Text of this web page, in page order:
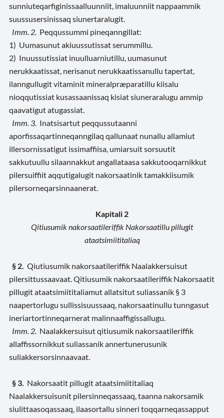
sunniuteqarfiginissaalluunniit, imaluunniit nappaammik
suussusersinissaq siunertaralugit.
Imm. 2. Peqqussummi pineqanngillat:
1) Uumasunut akiuussutissat serummillu.
2) Inuussutissiat inuulluarniutillu, uumasunut
nerukkaatissat, nerisanut nerukkaatissanullu tapertat,
ilanngullugit vitaminit mineralpræparatillu kiisalu
nioqqutissiat kusassaanissaq kisiat siuneraralugu ammip
qaavatigut atugassiat.
Imm. 3. Inatsisartut peqqussutaanni
aporfissaqartinneqanngilaq qallunaat nunallu allamiut
illersornissatigut issimaffiisa, umiarsuit sorsuutit
sakkutuullu silaannakkut angallataasa sakkutooqarnikkut
pilersuiffiit aqqutigalugit nakorsaatinik tamakkiisumik
pilersorneqarsinnaanerat.
Kapitali 2
Qitiusumik nakorsaatileriffik Nakorsaatillu pillugit
ataatsimiititaliaq
§ 2. Qiutiusumik nakorsaatileriffik Naalakkersuisut
pilersittussaavaat. Qitiusumik nakorsaatileriffik Nakorsaatit
pillugit ataatsimiititaliamut allatsitut suliassanik § 3
naapertorlugu sullissisuussaaq, nakorsaatinullu tunngasut
ineriartortinneqarnerat malinnaaffigissallugu.
Imm. 2. Naalakkersuisut qitiusumik nakorsaatileriffik
allaffissornikkut suliassanik annertunerusunik
suliakkersorsinnaavaat.
§ 3. Nakorsaatit pillugit ataatsimiititaliaq
Naalakkersuisunit pilersinneqassaaq, taanna nakorsamik
siulittaasoqassaaq, ilaasortallu sinneri toqqarneqassapput